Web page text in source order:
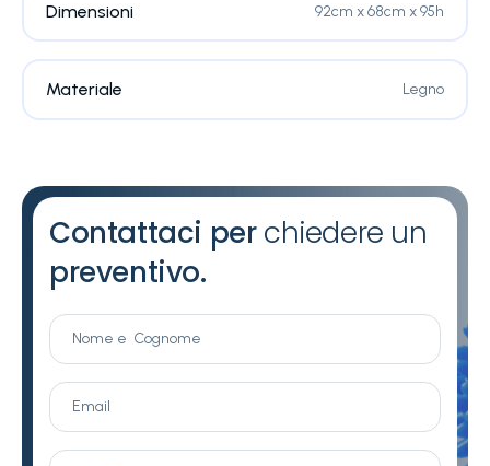
Dimensioni 92cm x 68cm x 95h
Materiale Legno
Contattaci perchiedere un
preventivo.